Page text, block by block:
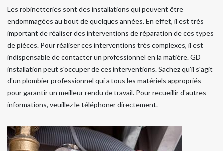
Les robinetteries sont des installations qui peuvent être
endommagées au bout de quelques années. En effet, il est très
important de réaliser des interventions de réparation de ces types
de pièces. Pour réaliser ces interventions très complexes, il est
indispensable de contacter un professionnel en la matière. GD
installation peut s'occuper de ces interventions. Sachez qu'il s'agit
d'un plombier professionnel qui a tous les matériels appropriés
pour garantir un meilleur rendu de travail. Pour recueillir d'autres
informations, veuillez le téléphoner directement.